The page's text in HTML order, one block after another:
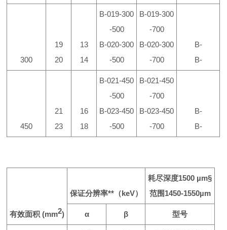
300
19
20
13
14
B-019-300
-500
B-020-300
-500
B-019-300
-700
B-020-300
-700
B-
B-
450
21
23
16
18
B-021-450
-500
B-023-450
-500
B-021-450
-700
B-023-450
-700
B-
B-
有效面积 (mm2)
保证分辨率** （keV）
耗尽深度1500 µm§
范围1450-1550µm
α β 型号